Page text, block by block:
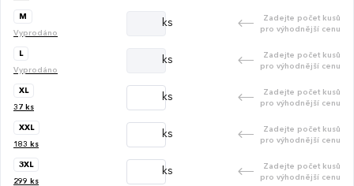
M
Vyprodáno
ks
Zadejte počet kusů
pro výhodnější cenu
L
Vyprodáno
ks
Zadejte počet kusů
pro výhodnější cenu
XL
37 ks
ks
Zadejte počet kusů
pro výhodnější cenu
XXL
183 ks
ks
Zadejte počet kusů
pro výhodnější cenu
3XL
299 ks
ks
Zadejte počet kusů
pro výhodnější cenu